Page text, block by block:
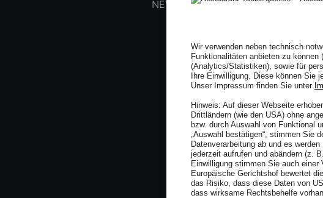
NEWS & EVENTS KONTAKT
Wir verwenden neben technisch
Funktionalitäten anbieten zu
(Analytics/Statistiken), sowie für
Ihre Einwilligung. Diese können Sie
Unser Impressum finden Sie unter
Hinweis: Auf dieser Webseite
Drittländern (wie den USA) ohne
bzw. durch Auswahl von Funktional
„Auswahl bestätigen“, stimmen Sie
Datenverarbeitung ab und es
jederzeit aufrufen und abändern (z.
Einwilligung stimmen Sie auch
Europäische Gerichtshof bewertet
das Risiko, dass diese Daten von
dass wirksame Rechtsbehelfe